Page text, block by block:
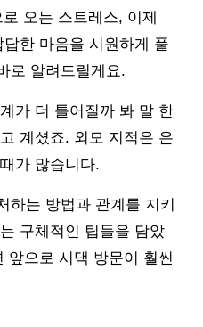
오는 스트레스, 이제
한 마음을 시원하게 풀
로 알려드릴게요.
가 더 틀어질까 봐 말 한
계셨죠. 외모 지적은 은
가 많습니다.
하는 방법과 관계를 지키
구체적인 팁들을 담았
앞으로 시댁 방문이 훨씬